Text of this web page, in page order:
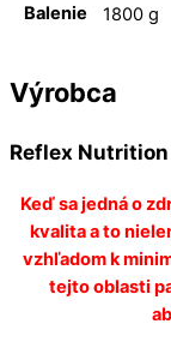
Balenie 1800 g
Výrobca
Reflex Nutrition
Keď sa jedná o
kvalita a to
vzhľadom k
tejto oblasti